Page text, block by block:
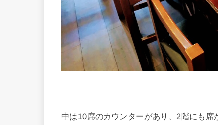
中は10席のカウンターがあり、2階にも